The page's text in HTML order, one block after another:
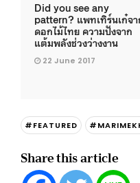
Did you see any
pattern? แพทเทิร์นเก๋จา
ดอกไม้ไทย ความปังจาก
แต้มพลังช่วงว่างงาน
22 June 2017
#FEATURED
Share this article